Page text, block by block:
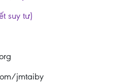
suy tư)
jmtaiby